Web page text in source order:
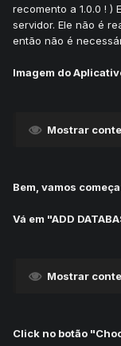
recomento a 1.0.0 ! )
servidor. Ele não é
então não é
Imagem do
Mostrar
Bem, vamos
Vá em "ADD
Mostrar
Click no botão